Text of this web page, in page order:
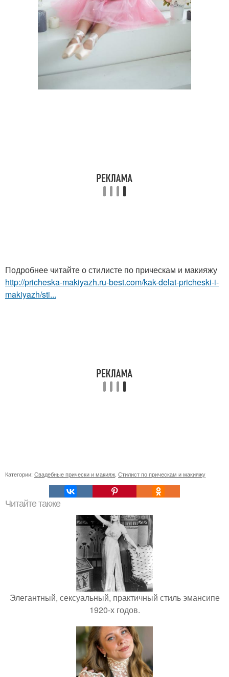
Подробнее читайте о стилисте по прическам и макияжу
http://pricheska-makiyazh.ru-best.com/kak-delat-pricheski-i-
makiyazh/sti...
Категории: Свадебные прически и макияж, Стилист по прическам и макияжу
Читайте также
Элегантный, сексуальный, практичный стиль эмансипе
1920-х годов.